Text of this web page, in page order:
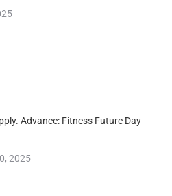
Advance: Fitness Future Day
2025